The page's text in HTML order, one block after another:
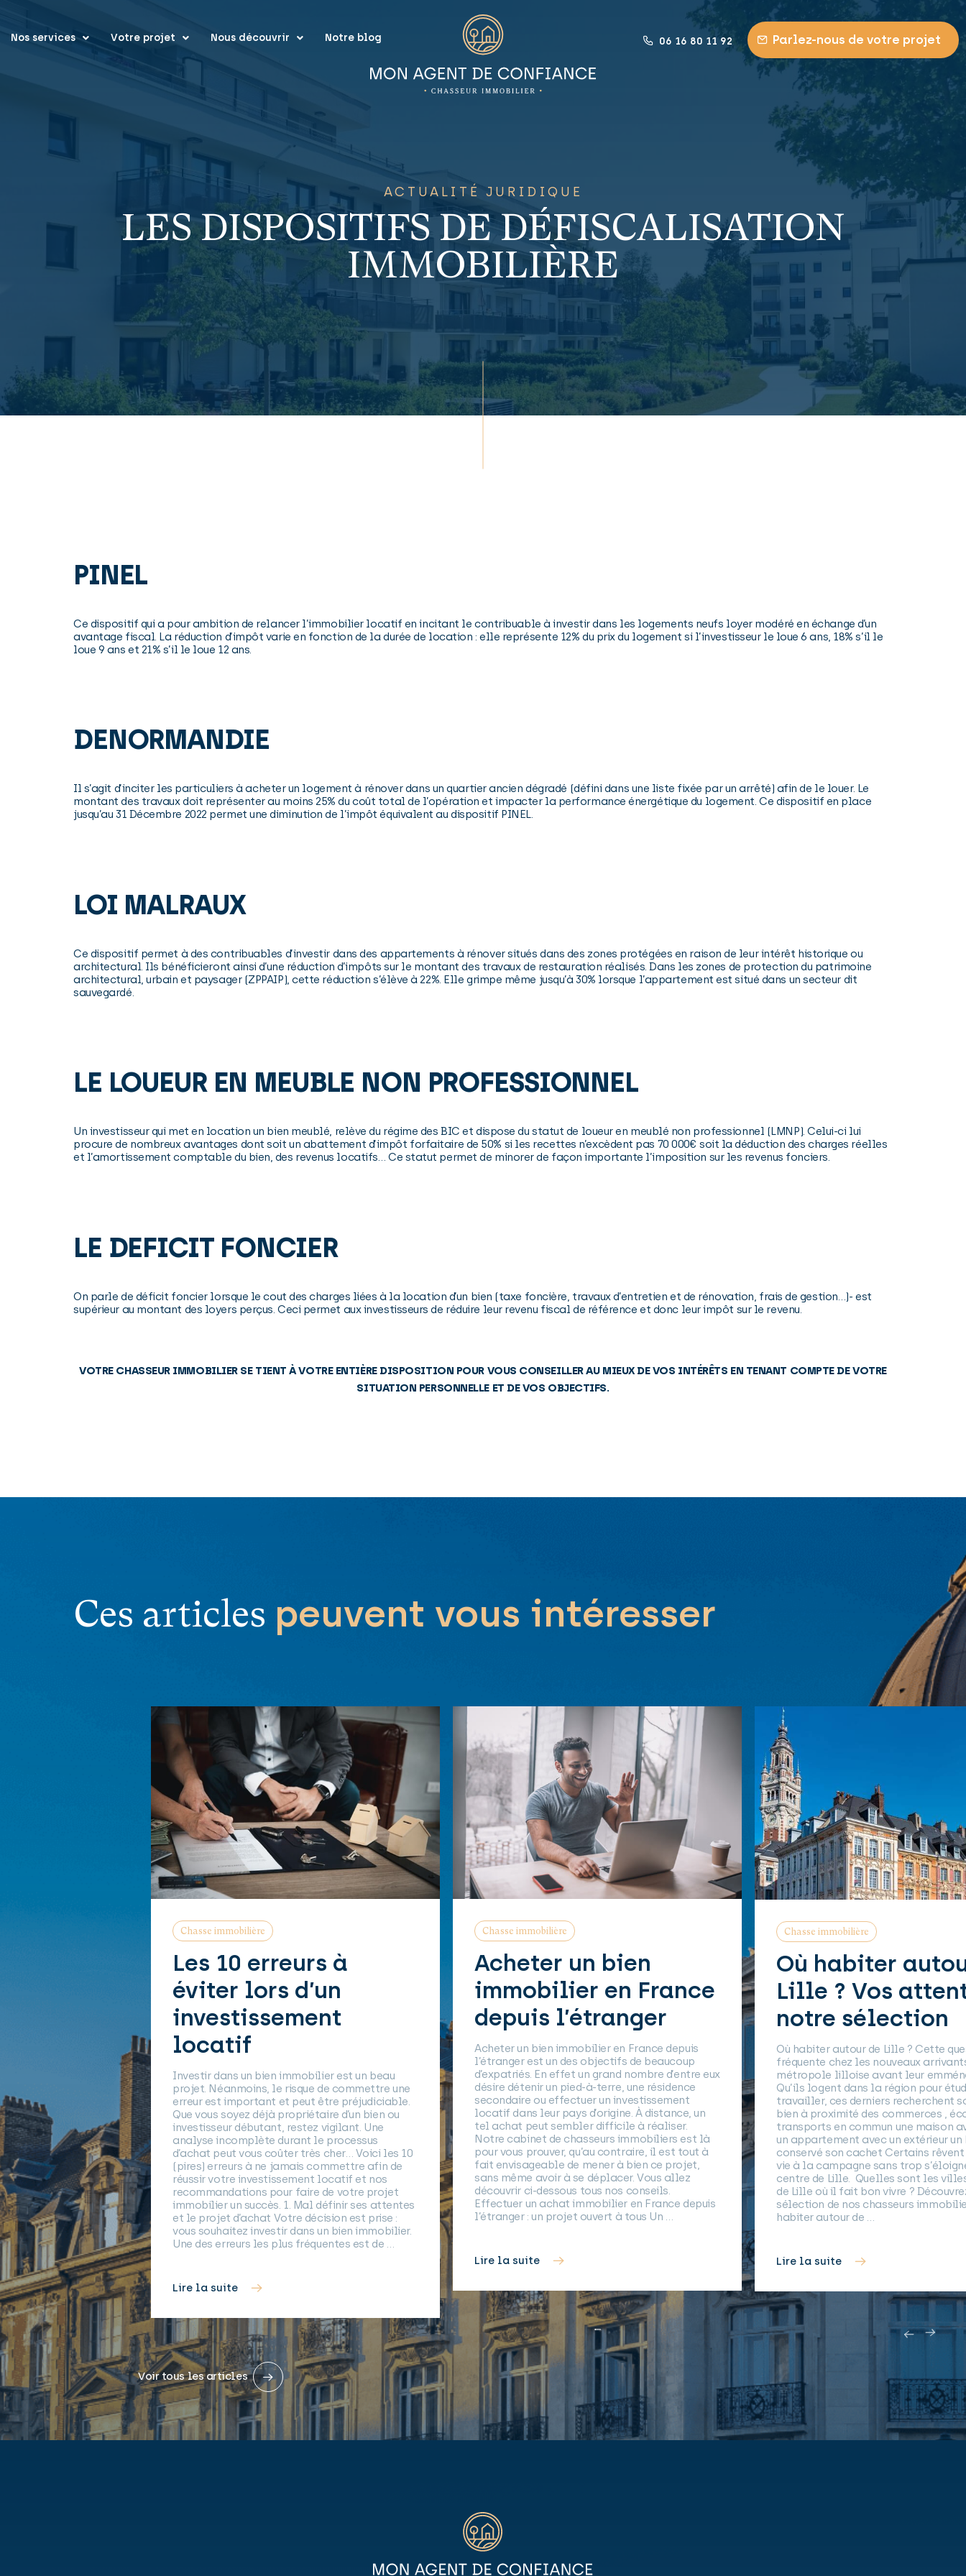
Nos services Votre projet Nous découvrir Notre blog 06 16 80 11 92 Parlez-nous de votre projet
ACTUALITÉ JURIDIQUE
LES DISPOSITIFS DE DÉFISCALISATION
IMMOBILIÈRE
PINEL
Ce dispositif qui a pour ambition de relancer l’immobilier locatif en incitant le contribuable à investir dans les logements neufs loyer modéré en échange d’un
avantage fiscal. La réduction d’impôt varie en fonction de la durée de location : elle représente 12% du prix du logement si l’investisseur le loue 6 ans, 18% s’il le
loue 9 ans et 21% s’il le loue 12 ans.
DENORMANDIE
Il s’agit d’inciter les particuliers à acheter un logement à rénover dans un quartier ancien dégradé (défini dans une liste fixée par un arrêté) afin de le louer. Le
montant des travaux doit représenter au moins 25% du coût total de l’opération et impacter la performance énergétique du logement. Ce dispositif en place
jusqu’au 31 Décembre 2022 permet une diminution de l’impôt équivalent au dispositif PINEL.
LOI MALRAUX
Ce dispositif permet à des contribuables d’investir dans des appartements à rénover situés dans des zones protégées en raison de leur intérêt historique ou
architectural. Ils bénéficieront ainsi d’une réduction d’impôts sur le montant des travaux de restauration réalisés. Dans les zones de protection du patrimoine
architectural, urbain et paysager (ZPPAIP), cette réduction s’élève à 22%. Elle grimpe même jusqu’à 30% lorsque l’appartement est situé dans un secteur dit
sauvegardé.
LE LOUEUR EN MEUBLE NON PROFESSIONNEL
Un investisseur qui met en location un bien meublé, relève du régime des BIC et dispose du statut de loueur en meublé non professionnel (LMNP). Celui-ci lui
procure de nombreux avantages dont soit un abattement d’impôt forfaitaire de 50% si les recettes n’excèdent pas 70 000€ soit la déduction des charges réelles
et l’amortissement comptable du bien, des revenus locatifs… Ce statut permet de minorer de façon importante l’imposition sur les revenus fonciers.
LE DEFICIT FONCIER
On parle de déficit foncier lorsque le cout des charges liées à la location d’un bien (taxe foncière, travaux d’entretien et de rénovation, frais de gestion…)- est
supérieur au montant des loyers perçus. Ceci permet aux investisseurs de réduire leur revenu fiscal de référence et donc leur impôt sur le revenu.
VOTRE CHASSEUR IMMOBILIER SE TIENT À VOTRE ENTIÈRE DISPOSITION POUR VOUS CONSEILLER AU MIEUX DE VOS INTÉRÊTS EN TENANT COMPTE DE VOTRE
SITUATION PERSONNELLE ET DE VOS OBJECTIFS.
Ces articles peuvent vous intéresser
financiers sont
ne s’improvise
dont l’issue n’est
avec le
convenir aux deux
à côté du bien
pas.
à bien une
les leviers de
du marché Est-ce
correspond aux
Chasse immobilière
Les 10 erreurs à
éviter lors d’un
investissement
locatif
Investir dans un bien immobilier est un beau
projet. Néanmoins, le risque de commettre une
erreur est important et peut être préjudiciable.
Que vous soyez déjà propriétaire d’un bien ou
investisseur débutant, restez vigilant. Une
analyse incomplète durant le processus
d’achat peut vous coûter très cher… Voici les 10
(pires) erreurs à ne jamais commettre afin de
réussir votre investissement locatif et nos
recommandations pour faire de votre projet
immobilier un succès. 1. Mal définir ses attentes
et le projet d’achat Votre décision est prise :
vous souhaitez investir dans un bien immobilier.
Une des erreurs les plus fréquentes est de …
Lire la suite
Chasse immobilière
Acheter un bien
immobilier en France
depuis l’étranger
Acheter un bien immobilier en France depuis
l’étranger est un des objectifs de beaucoup
d’expatriés. En effet un grand nombre d’entre eux
désire détenir un pied-à-terre, une résidence
secondaire ou effectuer un investissement
locatif dans leur pays d’origine. À distance, un
tel achat peut sembler difficile à réaliser.
Notre cabinet de chasseurs immobiliers est là
pour vous prouver, qu’au contraire, il est tout à
fait envisageable de mener à bien ce projet,
sans même avoir à se déplacer. Vous allez
découvrir ci-dessous tous nos conseils.
Effectuer un achat immobilier en France depuis
l’étranger : un projet ouvert à tous Un …
Lire la suite
Chasse immobilière
Où habiter
Lille ? Vos
notre sélection
Où habiter autour de Lille ? Cette
fréquente chez les nouveaux
métropole lilloise avant leur
Qu’ils logent dans la région pour
travailler, ces derniers recherchent
bien à proximité des commerces ,
transports en commun une maison
un appartement avec un extérieur un
conservé son cachet Certains rêvent
vie à la campagne sans trop
centre de Lille. Quelles sont les
de Lille où il fait bon vivre ?
sélection de nos chasseurs
habiter autour de …
Lire la suite
Voir tous les articles